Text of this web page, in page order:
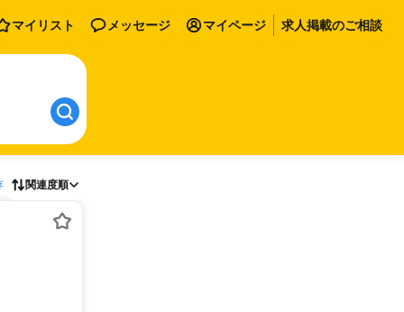
マイリスト メッセージ マイページ 求人掲載のご相談
関連度順